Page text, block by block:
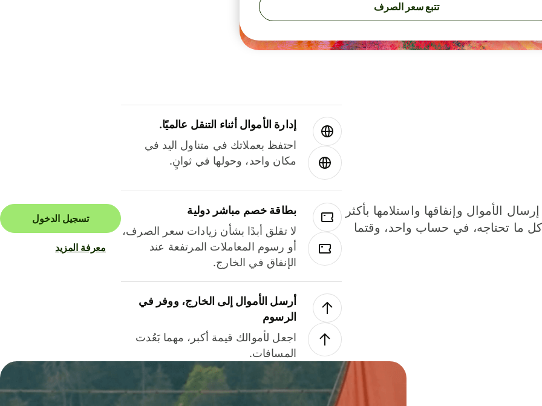
تتبع سعر الصرف
الأموال وإنفاقها واستلامها بأكثر
كل ما تحتاجه، في حساب واحد، وقتما
إدارة الأموال أثناء التنقل عالميًا.
احتفظ بعملاتك في متناول اليد في
مكان واحد، وحولها في ثوانٍ.
بطاقة خصم مباشر دولية
لا تقلق أبدًا بشأن زيادات سعر الصرف،
أو رسوم المعاملات المرتفعة عند
الإنفاق في الخارج.
أرسل الأموال إلى الخارج، ووفر في
الرسوم
اجعل لأموالك قيمة أكبر، مهما بَعُدت
المسافات.
تسجيل الدخول
معرفة المزيد